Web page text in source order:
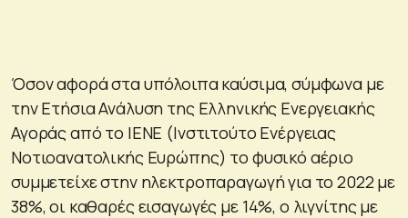
Όσον αφορά στα υπόλοιπα καύσιμα, σύμφωνα με
την Ετήσια Ανάλυση της Ελληνικής Ενεργειακής
Αγοράς από το ΙΕΝΕ (Ινστιτούτο Ενέργειας
Νοτιοανατολικής Ευρώπης) το φυσικό αέριο
συμμετείχε στην ηλεκτροπαραγωγή για το 2022 με
38%, οι καθαρές εισαγωγές με 14%, ο λιγνίτης με